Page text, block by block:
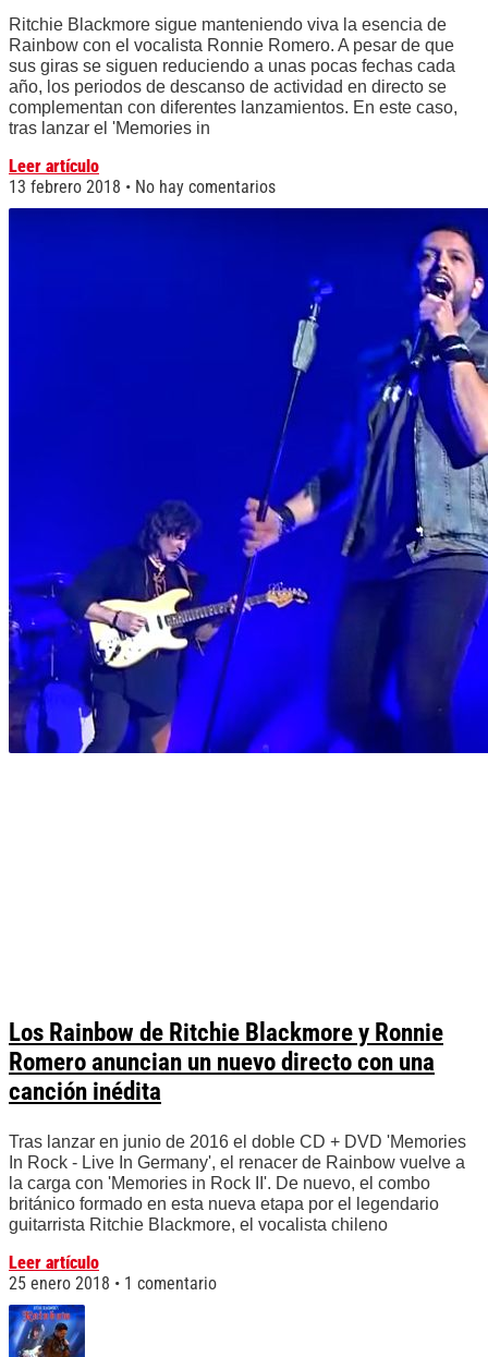
Ritchie Blackmore sigue manteniendo viva la esencia de
Rainbow con el vocalista Ronnie Romero. A pesar de que
sus giras se siguen reduciendo a unas pocas fechas cada
año, los periodos de descanso de actividad en directo se
complementan con diferentes lanzamientos. En este caso,
tras lanzar el 'Memories in
Leer artículo
13 febrero 2018
No hay comentarios
Los Rainbow de Ritchie Blackmore y Ronnie
Romero anuncian un nuevo directo con una
canción inédita
Tras lanzar en junio de 2016 el doble CD + DVD 'Memories
In Rock - Live In Germany', el renacer de Rainbow vuelve a
la carga con 'Memories in Rock II'. De nuevo, el combo
británico formado en esta nueva etapa por el legendario
guitarrista Ritchie Blackmore, el vocalista chileno
Leer artículo
25 enero 2018
1 comentario